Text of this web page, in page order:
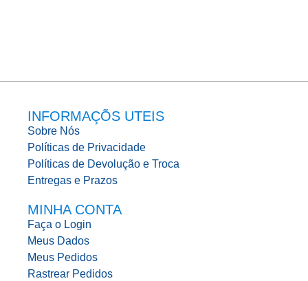
INFORMAÇÕS UTEIS
Sobre Nós
Políticas de Privacidade
Políticas de Devolução e Troca
Entregas e Prazos
MINHA CONTA
Faça o Login
Meus Dados
Meus Pedidos
Rastrear Pedidos